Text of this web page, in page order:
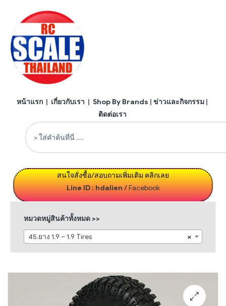
หน้าแรก | เกี่ยวกับเรา | Shop By Brands | ข่าวและกิจกรรม |
ติดต่อเรา
สนใจสั่งซื้อ/สอบถามเพิ่มเติม คลิกเลย
Line ID : hdalien/Facebook
หมวดหมู่สินค้าทั้งหมด >>
×
45.ยาง 1.9 – 1.9 Tires